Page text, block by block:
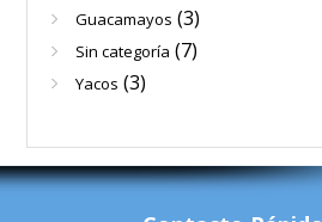
Guacamayos (3)
Sin categoría (7)
Yacos (3)